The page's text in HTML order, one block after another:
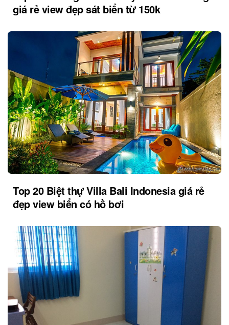
giá rẻ view đẹp sát biển từ 150k
Top 20 Biệt thự Villa Bali Indonesia giá rẻ
đẹp view biển có hồ bơi